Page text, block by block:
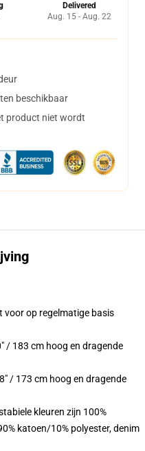
Delivered
Aug. 15 - Aug. 22
beschikbaar
product niet wordt
voor op regelmatige basis
/ 183 cm hoog en dragende
/ 173 cm hoog en dragende
kleuren zijn 100%
katoen/10% polyester, denim